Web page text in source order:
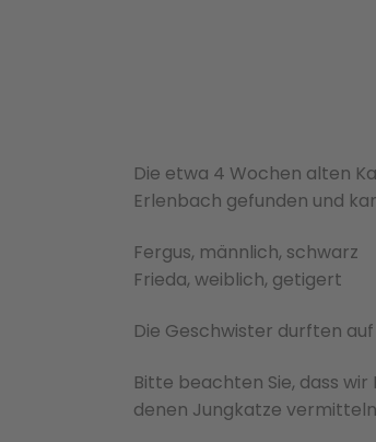
Die etwa 4 Wochen alten
Erlenbach gefunden und
Fergus, männlich, schwarz
Frieda, weiblich, getigert
Die Geschwister durften
Bitte beachten Sie, dass
de­nen Jungkatze